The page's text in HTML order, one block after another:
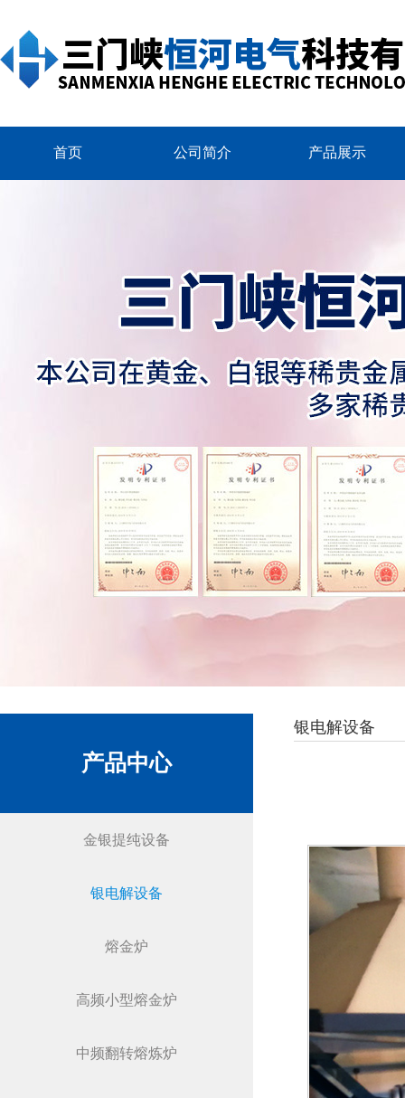
首页 公司简介 产品展示
产品中心
金银提纯设备
银电解设备
熔金炉
高频小型熔金炉
中频翻转熔炼炉
银电解设备